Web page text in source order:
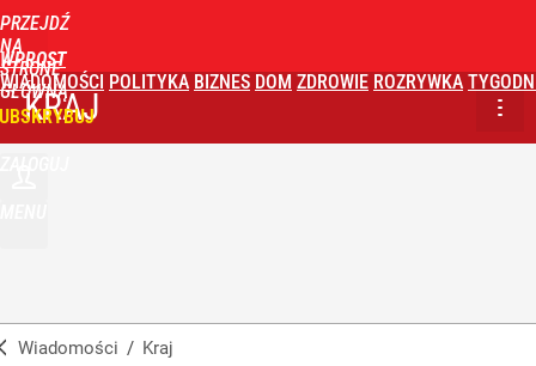
PRZEJDŹ
NA
STRONĘ
GŁÓWNĄ
WPROST
WIADOMOŚCI POLITYKA BIZNES DOM ZDROWIE ROZRYWKA
KRAJ
Wiadomości / Kraj